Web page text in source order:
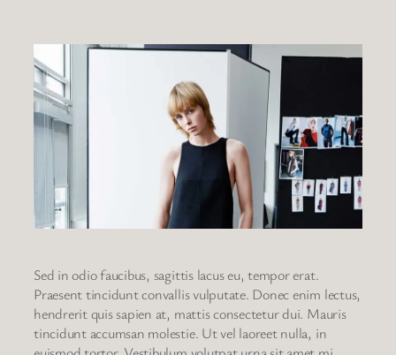
Sed in odio faucibus, sagittis lacus eu, tempor erat.
Praesent tincidunt convallis vulputate. Donec enim lectus,
hendrerit quis sapien at, mattis consectetur dui. Mauris
tincidunt accumsan molestie. Ut vel laoreet nulla, in